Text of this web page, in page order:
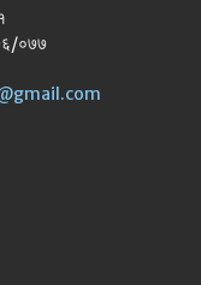
०७७